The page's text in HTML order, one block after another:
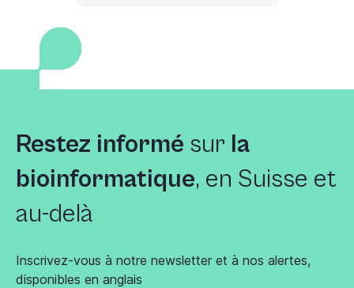
Restez informé sur la
bioinformatique, en Suisse et
au-delà
Inscrivez-vous à notre newsletter et à nos alertes,
disponibles en anglais